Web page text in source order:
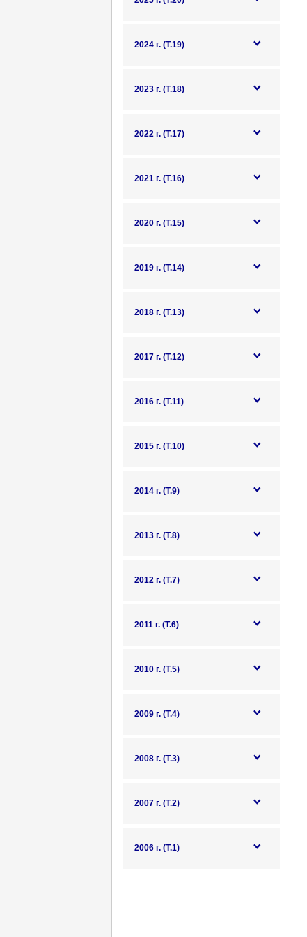
2024 г. (Т.19)
2023 г. (Т.18)
2022 г. (Т.17)
2021 г. (Т.16)
2020 г. (Т.15)
2019 г. (Т.14)
2018 г. (Т.13)
2017 г. (Т.12)
2016 г. (Т.11)
2015 г. (Т.10)
2014 г. (Т.9)
2013 г. (Т.8)
2012 г. (Т.7)
2011 г. (Т.6)
2010 г. (Т.5)
2009 г. (Т.4)
2008 г. (Т.3)
2007 г. (Т.2)
2006 г. (Т.1)